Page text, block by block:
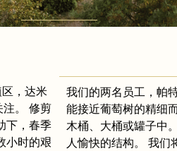
，达米
注。 修剪
下，春季
小时的艰
我们的两名员工，帕
能接近葡萄树的精细
木桶、大桶或罐子中
人愉快的结构。 我们